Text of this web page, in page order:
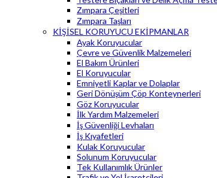
Zımpara Çeşitleri
Zımpara Taşları
KİŞİSEL KORUYUCU EKİPMANLAR
Ayak Koruyucular
Çevre ve Güvenlik Malzemeleri
El Bakım Ürünleri
El Koruyucular
Emniyetli Kaplar ve Dolaplar
Geri Dönüşüm Çöp Konteynerleri
Göz Koruyucular
İlk Yardım Malzemeleri
İş Güvenliği Levhaları
İş Kıyafetleri
Kulak Koruyucular
Solunum Koruyucular
Tek Kullanımlık Ürünler